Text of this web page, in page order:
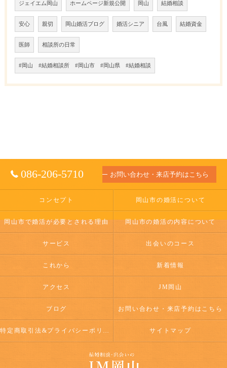
ジェイエム岡山 ホームページ新規公開 岡山 結婚相談
安心 親切 岡山婚活ブログ 婚活シニア 台風 結婚資金
医師 相談所の日常
#岡山 #結婚相談所 #岡山市 #岡山県 #結婚相談
086-206-5710 お問い合わせ・来店予約はこちら
コンセプト 岡山市の婚活について
岡山市で婚活が必要とされる理由 岡山市の婚活の内容について
サービス 出会いのコース
これから 新着情報
アクセス JM岡山
ブログ お問い合わせ・来店予約はこちら
特定商取引法&プライバシーポリシー サイトマップ